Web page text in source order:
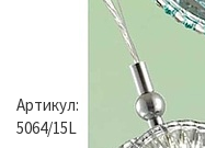
Артикул:
5064/15L